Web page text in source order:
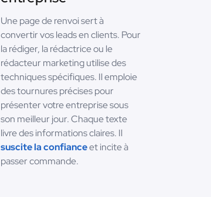
Une page de renvoi sert à
convertir vos leads en clients. Pour
la rédiger, la rédactrice ou le
rédacteur marketing utilise des
techniques spécifiques. Il emploie
des tournures précises pour
présenter votre entreprise sous
son meilleur jour. Chaque texte
livre des informations claires. Il
suscite la confianceet incite à
passer commande.